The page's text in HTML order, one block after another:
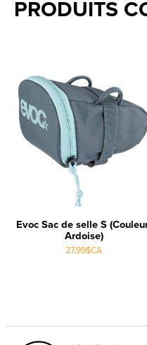
PRODUITS
Evoc Sac de selle S
Ardoise)
27,99$CA